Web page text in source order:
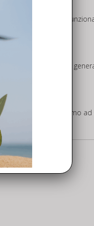
a 360° con
rapidamente e
il volo. Lo schermo